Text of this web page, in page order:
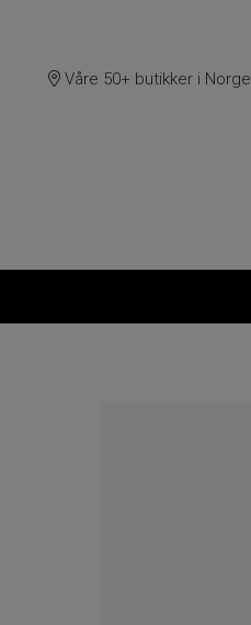
Våre 50+ butikker i Norge